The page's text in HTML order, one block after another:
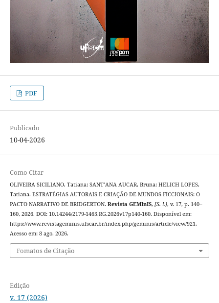
PDF
Publicado
10-04-2026
Como Citar
OLIVEIRA SICILIANO, Tatiana; SANT’ANA AUCAR, Bruna; HELICH LOPES,
Tatiana. ESTRATÉGIAS AUTORAIS E CRIAÇÃO DE MUNDOS FICCIONAIS: O
PACTO NARRATIVO DE BRIDGERTON. Revista GEMInIS, [S. l.], v. 17, p. 140–
160, 2026. DOI: 10.14244/2179-1465.RG.2026v17p140-160. Disponível em:
https://www.revistageminis.ufscar.br/index.php/geminis/article/view/921.
Acesso em: 8 ago. 2026.
Fomatos de Citação
Edição
v. 17 (2026)